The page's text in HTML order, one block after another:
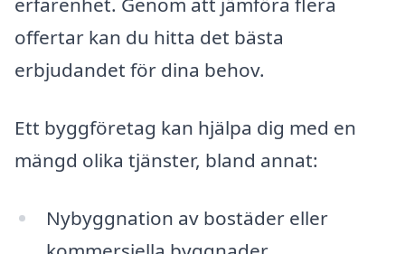
offertar kan du hitta det bästa
erbjudandet för dina behov.
Ett byggföretag kan hjälpa dig med en
mängd olika tjänster, bland annat:
Nybyggnation av bostäder eller